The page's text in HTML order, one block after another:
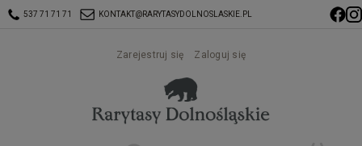
537 71 71 71 KONTAKT@RARYTASYDOLNOSLASKIE.PL
Zarejestruj się Zaloguj się